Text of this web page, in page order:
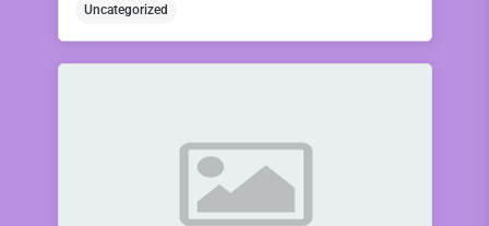
Uncategorized